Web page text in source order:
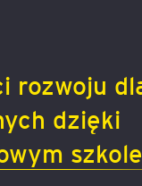
rozwoju
dzięki